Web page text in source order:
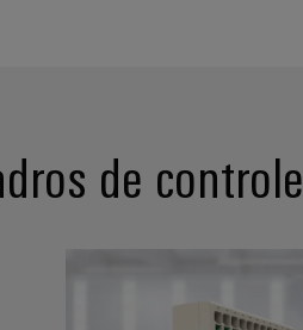
de controle